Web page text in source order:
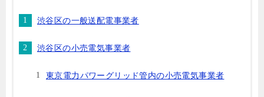
渋谷区の一般送配電事業者
渋谷区の小売電気事業者
東京電力パワーグリッド管内の小売電気事業者